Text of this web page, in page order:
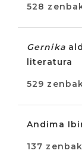
528
Gernika
literatura
529
Andima
137